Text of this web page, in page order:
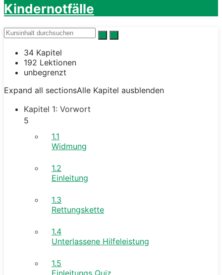
Kindernotfälle
34 Kapitel
192 Lektionen
unbegrenzt
Expand all sectionsAlle Kapitel ausblenden
Kapitel 1: Vorwort
5
1.1
Widmung
1.2
Einleitung
1.3
Rettungskette
1.4
Unterlassene Hilfeleistung
1.5
Einleitungs Quiz